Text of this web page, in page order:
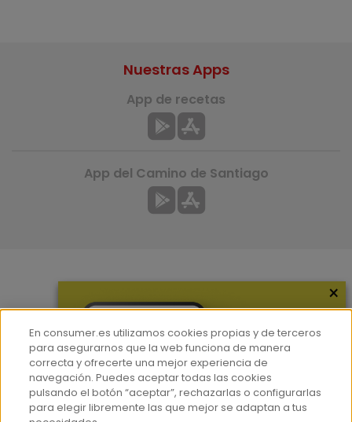
Hemeroteca
Contacto
Prensa
Nuestras Apps
App de recetas
App del Camino de Santiago
×
En consumer.es utilizamos cookies propias y de terceros
para asegurarnos que la web funciona de manera
correcta y ofrecerte una mejor experiencia de
navegación. Puedes aceptar todas las cookies
pulsando el botón “aceptar”, rechazarlas o configurarlas
para elegir libremente las que mejor se adaptan a tus